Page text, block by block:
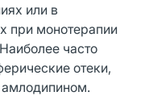
или в
при монотерапии
часто
отеки,